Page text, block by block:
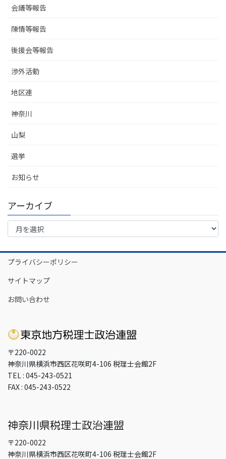
会議等報告
陳情等報告
後援会等報告
渉外活動
地区連
神奈川
山梨
選挙
お知らせ
アーカイブ
ア
イ
ブ
プライバシーポリシー
サイトマップ
お問い合わせ
〒220-0022
神奈川県横浜市西区花咲町4-106 税理士会館2F
TEL : 045-243-0521
FAX : 045-243-0522
〒220-0022
神奈川県横浜市西区花咲町4-106 税理士会館2F